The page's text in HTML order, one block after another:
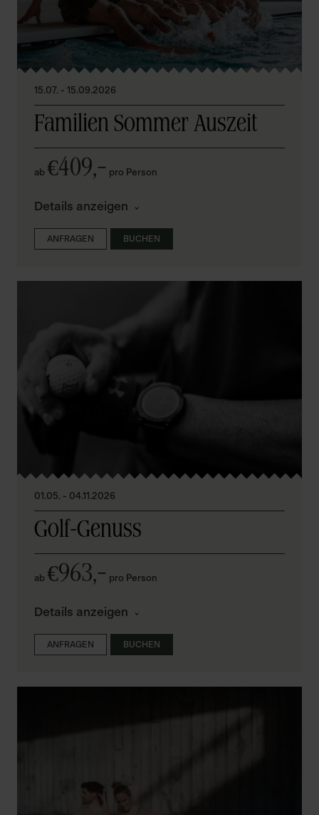
15.07. - 15.09.2026
Familien Sommer Auszeit
ab €409,– pro Person
Details anzeigen
ANFRAGEN BUCHEN
01.05. - 04.11.2026
Golf-Genuss
ab €963,– pro Person
Details anzeigen
ANFRAGEN BUCHEN